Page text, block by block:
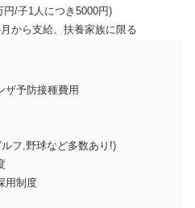
子1人につき5000円)
ら支給、扶養家族に限る
ザ予防接種費用
フ,野球など多数あり!)
用制度